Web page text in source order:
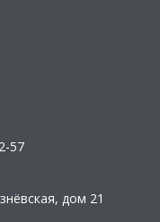
57
дом 21